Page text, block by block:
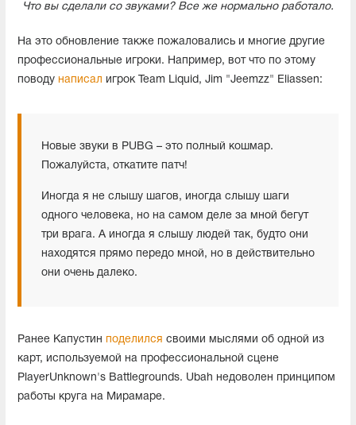
Что вы сделали со звуками? Все же нормально работало.
На это обновление также пожаловались и многие другие
профессиональные игроки. Например, вот что по этому
поводу написал игрок Team Liquid, Jim "Jeemzz" Eliassen:
Новые звуки в PUBG – это полный кошмар.
Пожалуйста, откатите патч!
Иногда я не слышу шагов, иногда слышу шаги
одного человека, но на самом деле за мной бегут
три врага. А иногда я слышу людей так, будто они
находятся прямо передо мной, но в действительно
они очень далеко.
Ранее Капустин поделился своими мыслями об одной из
карт, используемой на профессиональной сцене
PlayerUnknown's Battlegrounds. Ubah недоволен принципом
работы круга на Мирамаре.